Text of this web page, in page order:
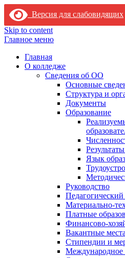
Версия для слабовидящих
Skip to content
Главное меню
Главная
О колледже
Сведения об ОО
Основные
Структура и
Документы
Образование
Язык
Руководство
Педагогический
Материально-
Платные
Финансово-
Вакантные
Стипендии и
Международное